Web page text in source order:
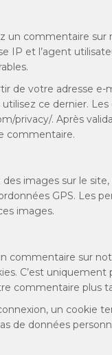
un commentaire
IP et l’agent
de votre adresse
ce dernier.
privacy/. Après
commentaire.
images sur le
GPS. Les
images.
commentaire sur
C’est
commentaire plus
un cookie
de données